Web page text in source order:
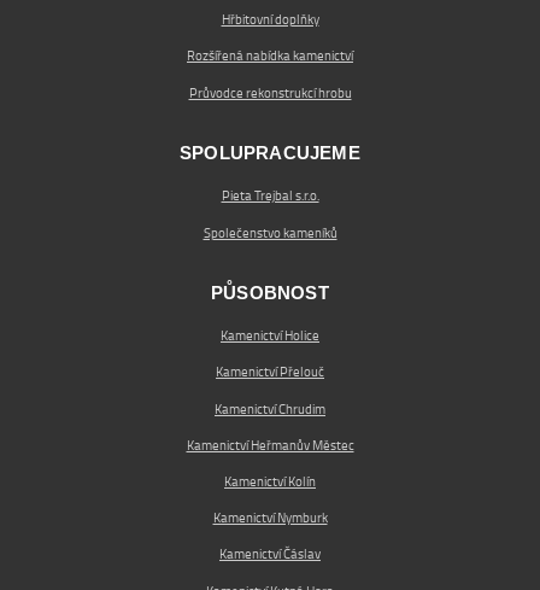
Hřbitovní doplňky
Rozšířená nabídka kamenictví
Průvodce rekonstrukcí hrobu
SPOLUPRACUJEME
Pieta Trejbal s.r.o.
Společenstvo kameníků
PŮSOBNOST
Kamenictví Holice
Kamenictví Přelouč
Kamenictví Chrudim
Kamenictví Heřmanův Městec
Kamenictví Kolín
Kamenictví Nymburk
Kamenictví Čáslav